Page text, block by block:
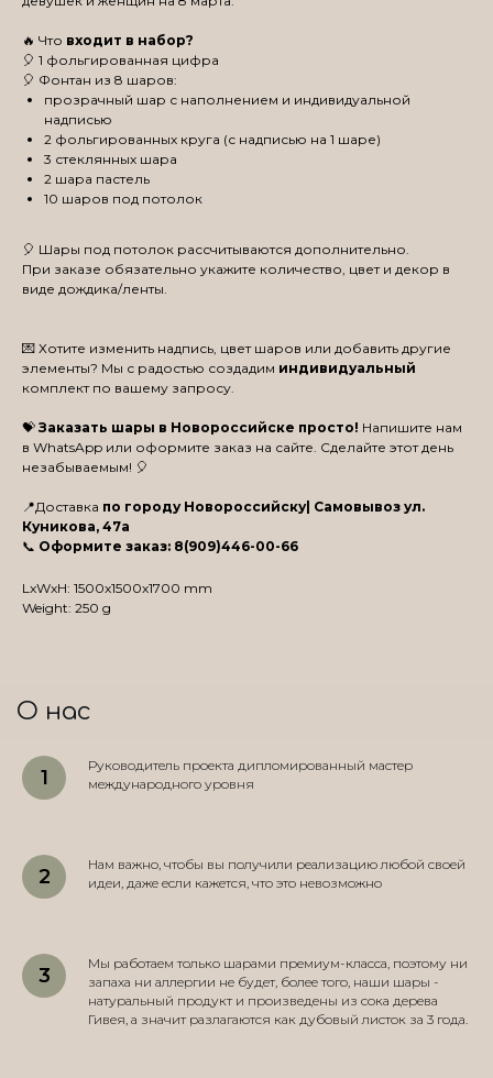
🔥 Что входит в набор?
🎈 1 фольгированная цифра
🎈 Фонтан из 8 шаров:
прозрачный шар с наполнением и индивидуальной
надписью
2 фольгированных круга (с надписью на 1 шаре)
3 стеклянных шара
2 шара пастель
10 шаров под потолок
🎈 Шары под потолок рассчитываются дополнительно.
При заказе обязательно укажите количество, цвет и декор в
виде дождика/ленты.
💌 Хотите изменить надпись, цвет шаров или добавить другие
элементы? Мы с радостью создадим индивидуальный
комплект по вашему запросу.
💝 Заказать шары в Новороссийске просто! Напишите нам
в WhatsApp или оформите заказ на сайте. Сделайте этот день
незабываемым! 🎈
📍Доставка по городу Новороссийску| Самовывоз ул.
Куникова, 47а
📞 Оформите заказ: 8(909)446-00-66
LxWxH: 1500x1500x1700 mm
Weight: 250 g
О нас
Руководитель проекта дипломированный мастер
международного уровня
Нам важно, чтобы вы получили реализацию любой своей
идеи, даже если кажется, что это невозможно
Мы работаем только шарами премиум-класса, поэтому ни
запаха ни аллергии не будет, более того, наши шары -
натуральный продукт и произведены из сока дерева
Гивея, а значит разлагаются как дубовый листок за 3 года.